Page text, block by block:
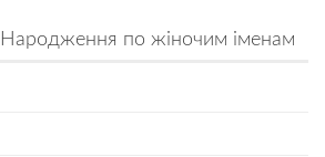
по жіночим іменам